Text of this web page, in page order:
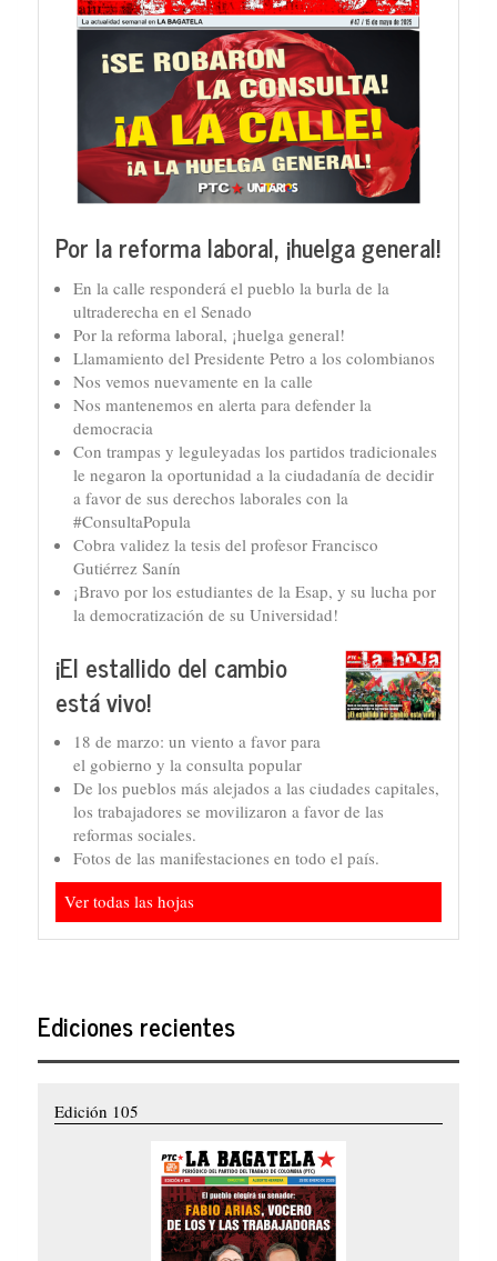
Por la reforma laboral, ¡huelga general!
En la calle responderá el pueblo la burla de la
ultraderecha en el Senado
Por la reforma laboral, ¡huelga general!
Llamamiento del Presidente Petro a los colombianos
Nos vemos nuevamente en la calle
Nos mantenemos en alerta para defender la
democracia
Con trampas y leguleyadas los partidos tradicionales
le negaron la oportunidad a la ciudadanía de decidir
a favor de sus derechos laborales con la
#ConsultaPopula
Cobra validez la tesis del profesor Francisco
Gutiérrez Sanín
¡Bravo por los estudiantes de la Esap, y su lucha por
la democratización de su Universidad!
¡El estallido del cambio
está vivo!
18 de marzo: un viento a favor para
el gobierno y la consulta popular
De los pueblos más alejados a las ciudades capitales,
los trabajadores se movilizaron a favor de las
reformas sociales.
Fotos de las manifestaciones en todo el país.
Ver todas las hojas
Ediciones recientes
Edición 105